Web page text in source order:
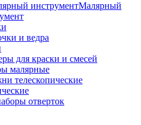
Малярный
и ведра
для краски и смесей
малярные
телескопические
отверток